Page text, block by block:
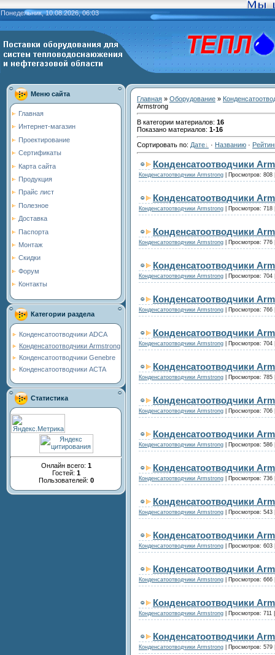
Понедельник, 10.08.2026, 06:03
Меню сайта
Главная
Интернет-магазин
Проектирование
Сертификаты
Карта сайта
Продукция
Прайс лист
Полезное
Доставка
Паспорта
Монтаж
Скидки
Форум
Контакты
Категории раздела
Конденсатоотводчики ADCA
Конденсатоотводчики Armstrong
Конденсатоотводчики Genebre
Конденсатоотводчики ACTA
Статистика
Онлайн всего: 1
Гостей: 1
Пользователей: 0
Главная » Оборудование »
Armstrong
В категории материалов: 16
Показано материалов: 1-16
Сортировать по: Дате · Названию ·
Конденсатоотводчики
Конденсатоотводчики Armstrong Просмотров: 808
Конденсатоотводчики
Конденсатоотводчики Armstrong Просмотров: 718
Конденсатоотводчики
Конденсатоотводчики Armstrong Просмотров: 776
Конденсатоотводчики
Конденсатоотводчики Armstrong Просмотров: 704
Конденсатоотводчики
Конденсатоотводчики Armstrong Просмотров: 766
Конденсатоотводчики
Конденсатоотводчики Armstrong Просмотров: 704
Конденсатоотводчики
Конденсатоотводчики Armstrong Просмотров: 785
Конденсатоотводчики
Конденсатоотводчики Armstrong Просмотров: 706
Конденсатоотводчики
Конденсатоотводчики Armstrong Просмотров: 586
Конденсатоотводчики
Конденсатоотводчики Armstrong Просмотров: 736
Конденсатоотводчики
Конденсатоотводчики Armstrong Просмотров: 543
Конденсатоотводчики
Конденсатоотводчики Armstrong Просмотров: 603
Конденсатоотводчики
Конденсатоотводчики Armstrong Просмотров: 666
Конденсатоотводчики
Конденсатоотводчики Armstrong Просмотров: 711
Конденсатоотводчики
Конденсатоотводчики Armstrong Просмотров: 579